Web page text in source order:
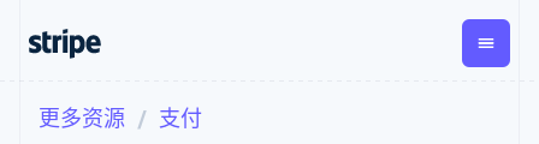
支付
按企业阶段
文档学习
更多资源 支付